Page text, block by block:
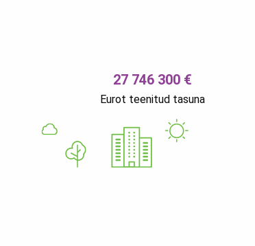
27 746 300 €
Eurot teenitud tasuna